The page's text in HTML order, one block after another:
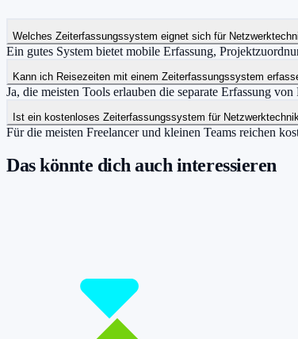
Welches Zeiterfassungssystem eignet sich für
Ein gutes System bietet mobile Erfassung,
Kann ich Reisezeiten mit einem Zeiterfassungssystem
Ja, die meisten Tools erlauben die separate Erfassung
Ist ein kostenloses Zeiterfassungssystem für
Für die meisten Freelancer und kleinen Teams reichen
Das könnte dich auch interessieren